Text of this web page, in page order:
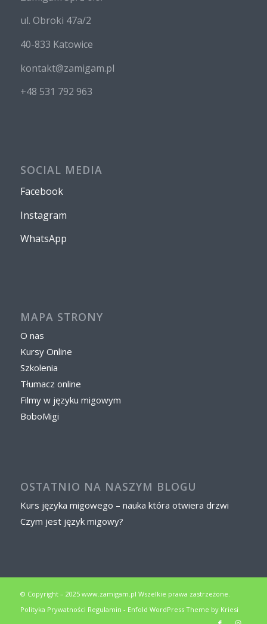
ul. Obroki 47a/2
40-833 Katowice
kontakt@zamigam.pl
+48 531 792 963
SOCIAL MEDIA
Facebook
Instagram
WhatsApp
MAPA STRONY
O nas
Kursy Online
Szkolenia
Tłumacz online
Filmy w języku migowym
BoboMigi
OSTATNIO NA NASZYM BLOGU
Kurs języka migowego – nauka która otwiera drzwi
Czym jest język migowy?
© Copyright – 2025 www.zamigam.pl Wszelkie prawa zastrzeżone.
Polityka Prywatności Regulamin - Enfold WordPress Theme by Kriesi